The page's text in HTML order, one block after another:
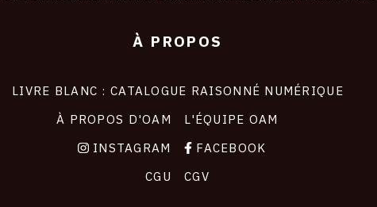
À PROPOS
LIVRE BLANC : CATALOGUE RAISONNÉ NUMÉRIQUE
À PROPOS D'OAM
L'ÉQUIPE OAM
INSTAGRAM
FACEBOOK
CGU
CGV